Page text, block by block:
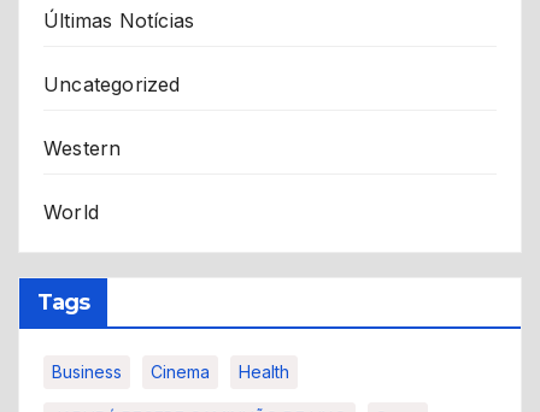
Últimas Notícias
Uncategorized
Western
World
Tags
Business Cinema Health